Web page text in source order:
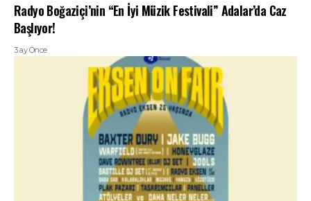
Radyo Boğaziçi’nin “En İyi Müzik Festivali” Adalar’da Caz
Başlıyor!
3 ay Önce